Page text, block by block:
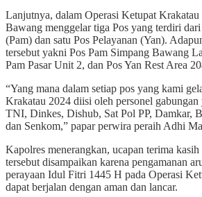
Lanjutnya, dalam Operasi Ketupat
Bawang menggelar tiga Pos yang terdiri dari
(Pam) dan satu Pos Pelayanan (Yan).
tersebut yakni Pos Pam Simpang Bawang
Pam Pasar Unit 2, dan Pos Yan Rest Area
“Yang mana dalam setiap pos yang kami
Krakatau 2024 diisi oleh personel
TNI, Dinkes, Dishub, Sat Pol PP, Damkar,
dan Senkom,” papar perwira peraih Adhi
Kapolres menerangkan, ucapan terima kasih
tersebut disampaikan karena pengamanan
perayaan Idul Fitri 1445 H pada Operasi
dapat berjalan dengan aman dan lancar.